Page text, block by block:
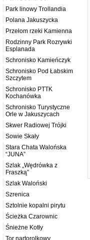
Park linowy Trollandia
Polana Jakuszycka
Przełom rzeki Kamienna
Rodzinny Park Rozrywki
Esplanada
Schronisko Kamieńczyk
Schronisko Pod Łabskim
Szczytem
Schronisko PTTK
Kochanówka
Schronisko Turystyczne
Orle w Jakuszycach
Skwer Radiowej Trójki
Sowie Skały
Stara Chata Walońska
“JUNA”
Szlak „Wędrówka z
Fraszką”
Szlak Waloński
Szrenica
Sztolnie kopalni pirytu
Ścieżka Czarownic
Śnieżne Kotły